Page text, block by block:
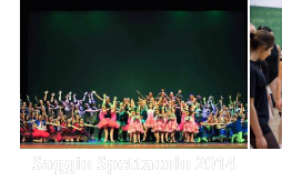
Saggio Spettacolo 2014